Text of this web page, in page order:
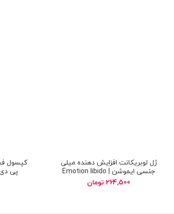
ژل لوبریکانت افزایش دهنده میلی
جنسی ایموشن | Emotion libido
increasing lubricant gel
264,500 تومان